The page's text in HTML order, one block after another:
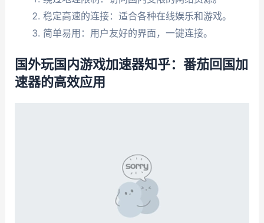
稳定高速的连接：适合各种在线娱乐和游戏。
简单易用：用户友好的界面，一键连接。
国外玩国内游戏加速器知乎：番茄回国加
速器的高效应用